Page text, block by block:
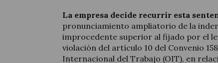
La empresa decide recurrir esta
pronunciamiento ampliatorio de la
improcedente superior al fijado por el
violación del artículo 10 del Convenio
Internacional del Trabajo (OIT), en